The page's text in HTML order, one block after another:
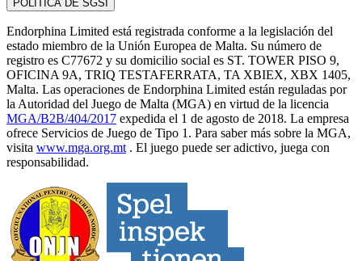
POLÍTICA DE SGSI
Endorphina Limited está registrada conforme a la legislación del
estado miembro de la Unión Europea de Malta. Su número de
registro es C77672 y su domicilio social es ST. TOWER PISO 9,
OFICINA 9A, TRIQ TESTAFERRATA, TA XBIEX, XBX 1405,
Malta. Las operaciones de Endorphina Limited están reguladas por
la Autoridad del Juego de Malta (MGA) en virtud de la licencia
MGA/B2B/404/2017 expedida el 1 de agosto de 2018. La empresa
ofrece Servicios de Juego de Tipo 1. Para saber más sobre la MGA,
visita www.mga.org.mt . El juego puede ser adictivo, juega con
responsabilidad.